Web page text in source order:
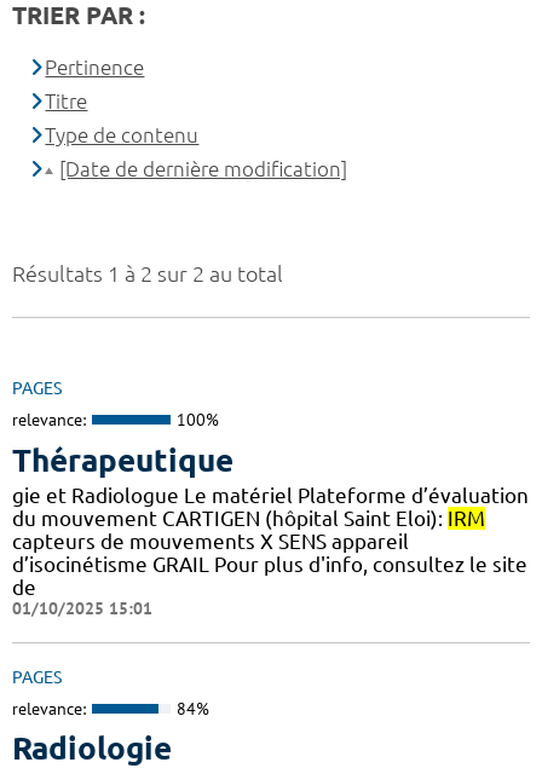
Résultats 1 à 2 sur 2 au total
PAGES
relevance: 100%
Thérapeutique
gie et Radiologue Le matériel Plateforme d’évaluation
du mouvement CARTIGEN (hôpital Saint Eloi): IRM
capteurs de mouvements X SENS appareil
d’isocinétisme GRAIL Pour plus d'info, consultez le site
de
01/10/2025 15:01
PAGES
relevance: 84%
Radiologie
TRIER PAR :
Pertinence
Titre
Type de contenu
[Date de dernière modification]